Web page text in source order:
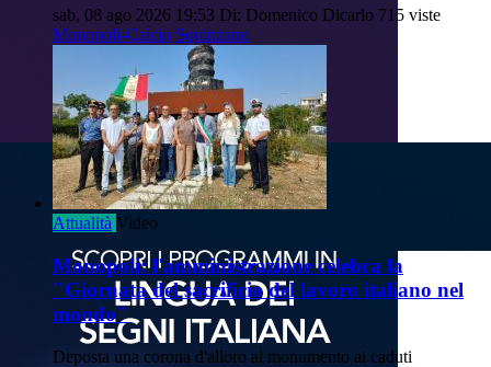
sab, 08 ago 2026 19:53 Di: Domenico Dicarlo 715 viste
Monopoli-Calcio Squinzano
Attualità Video
Monopoli: l'amministrazione celebra la
"Giornata del sacrificio del lavoro italiano nel
mondo"
Deposta una corona d'alloro al monumento ai caduti